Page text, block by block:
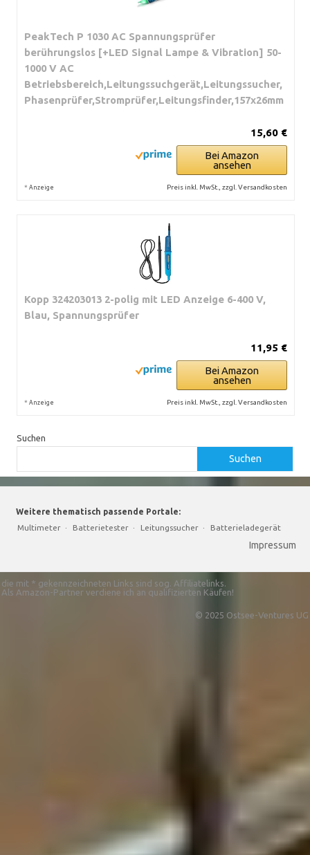
PeakTech P 1030 AC Spannungsprüfer
berührungslos [+LED Signal Lampe & Vibration] 50-
1000 V AC
Betriebsbereich,Leitungssuchgerät,Leitungssucher,
Phasenprüfer,Stromprüfer,Leitungsfinder,157x26mm
15,60 €
Bei Amazon
ansehen
* Anzeige Preis inkl. MwSt., zzgl. Versandkosten
Kopp 324203013 2-polig mit LED Anzeige 6-400 V,
Blau, Spannungsprüfer
11,95 €
Bei Amazon
ansehen
* Anzeige Preis inkl. MwSt., zzgl. Versandkosten
Suchen
Suchen
Weitere thematisch passende Portale:
Multimeter · Batterietester · Leitungssucher · Batterieladegerät
Impressum
die mit * gekennzeichneten Links sind sog. Affiliatelinks.
Als Amazon-Partner verdiene ich an qualifizierten Käufen!
© 2025 Ostsee-Ventures UG